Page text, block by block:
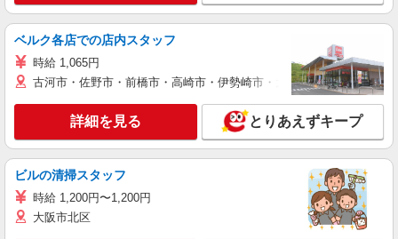
ベルク各店での店内スタッフ
時給 1,065円
古河市・佐野市・前橋市・高崎市・伊勢崎市・太田市・館林市・藤
詳細を見る とりあえずキープ
ビルの清掃スタッフ
時給 1,200円〜1,200円
大阪市北区